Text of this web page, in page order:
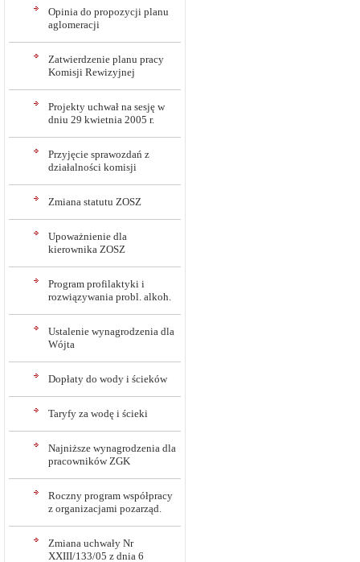
Opinia do propozycji planu
aglomeracji
Zatwierdzenie planu pracy
Komisji Rewizyjnej
Projekty uchwał na sesję w
dniu 29 kwietnia 2005 r.
Przyjęcie sprawozdań z
działalności komisji
Zmiana statutu ZOSZ
Upoważnienie dla
kierownika ZOSZ
Program profilaktyki i
rozwiązywania probl. alkoh.
Ustalenie wynagrodzenia dla
Wójta
Dopłaty do wody i ścieków
Taryfy za wodę i ścieki
Najniższe wynagrodzenia dla
pracowników ZGK
Roczny program współpracy
z organizacjami pozarząd.
Zmiana uchwały Nr
XXIII/133/05 z dnia 6